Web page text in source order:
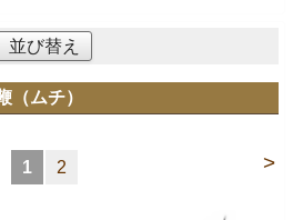
並び替え
（ムチ）
>
1 2